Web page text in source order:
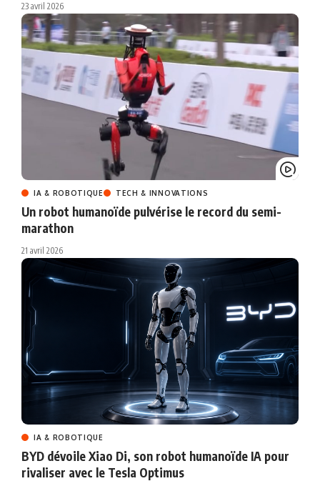
23 avril 2026
IA & ROBOTIQUE TECH & INNOVATIONS
Un robot humanoïde pulvérise le record du semi-
marathon
21 avril 2026
IA & ROBOTIQUE
BYD dévoile Xiao Di, son robot humanoïde IA pour
rivaliser avec le Tesla Optimus